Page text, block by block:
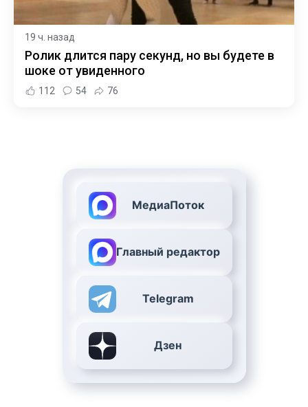
19 ч. назад
Ролик длится пару секунд, но вы будете в
шоке от увиденного
112 54 76
МедиаПоток
Главный редактор
Telegram
Дзен